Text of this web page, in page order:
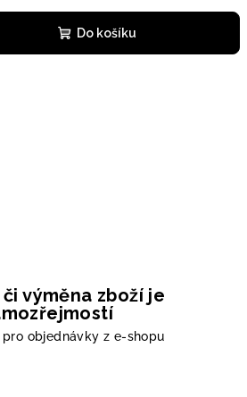
Do košíku
výměna zboží je
objednávky z e-shopu